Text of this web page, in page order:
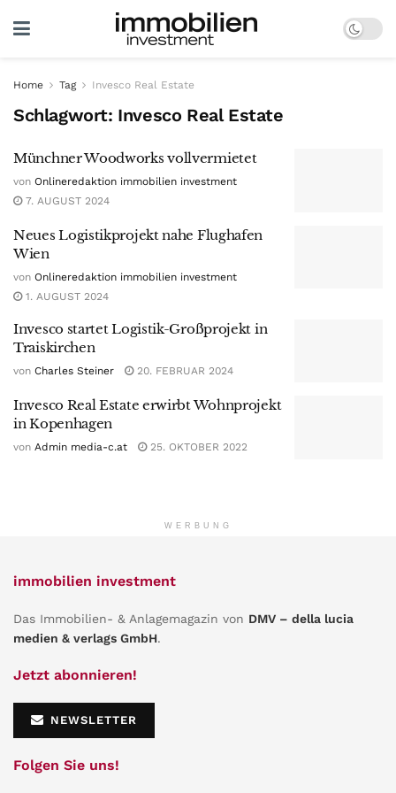
Home Tag Invesco Real Estate
Schlagwort: Invesco Real Estate
Münchner Woodworks vollvermietet
von Onlineredaktion immobilien investment
7. AUGUST 2024
Neues Logistikprojekt nahe Flughafen
Wien
von Onlineredaktion immobilien investment
1. AUGUST 2024
Invesco startet Logistik-Großprojekt in
Traiskirchen
von Charles Steiner 20. FEBRUAR 2024
Invesco Real Estate erwirbt Wohnprojekt
in Kopenhagen
von Admin media-c.at 25. OKTOBER 2022
WERBUNG
immobilien investment
Das Immobilien- & Anlagemagazin von DMV – della lucia
medien & verlags GmbH.
Jetzt abonnieren!
NEWSLETTER
Folgen Sie uns!